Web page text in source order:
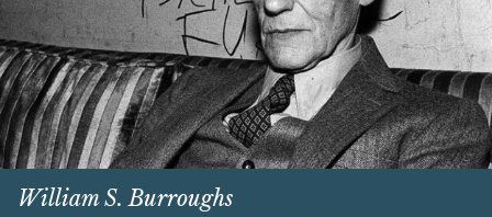
William S. Burroughs